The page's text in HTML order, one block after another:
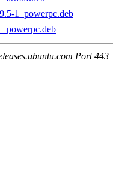
1_powerpc.deb
Port 443